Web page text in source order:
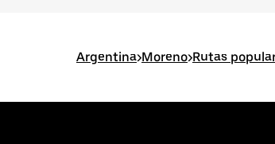
Argentina>Moreno>Rutas